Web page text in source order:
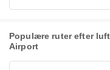
Populære ruter efter
Airport